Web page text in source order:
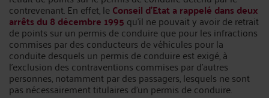
contrevenant. En effet, leConseil d'Etat a rappelé dans deux
arrêts du 8 décembre 1995 qu'il ne pouvait y avoir de retrait
de points sur un permis de conduire que pour les infractions
commises par des conducteurs de véhicules pour la
conduite desquels un permis de conduire est exigé, à
l'exclusion des contraventions commises par d'autres
personnes, notamment par des passagers, lesquels ne sont
pas nécessairement titulaires d'un permis de conduire.